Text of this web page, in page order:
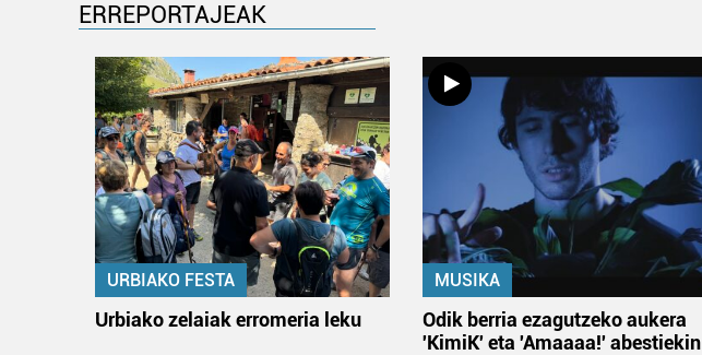
ERREPORTAJEAK
URBIAKO FESTA
Urbiako zelaiak erromeria leku
MUSIKA
Odik berria ezagutzeko aukera
'KimiK' eta 'Amaaaa!' abestiekin